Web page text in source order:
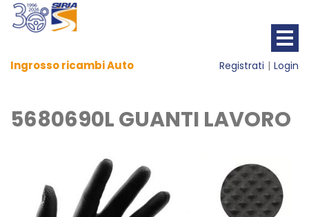
Ingrosso ricambi Auto Registrati Login
5680690L GUANTI LAVORO